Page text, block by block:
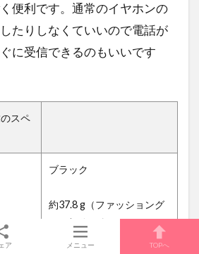
便利です。通常のイヤホンの
たりしなくていいので電話が
に受信できるのもいいです
スペ
ブラック
約37.8 g（ファッショング
ラス部分を含む）
約30.8 g（ファッショング
ア メニュー TOPへ